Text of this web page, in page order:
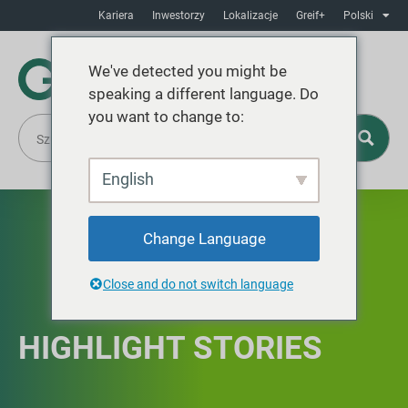
Kariera Inwestorzy Lokalizacje Greif+ Polski
HIGHLIGHT STORIES
We've detected you might be
speaking a different language. Do
you want to change to:
English
Change Language
Close and do not switch language